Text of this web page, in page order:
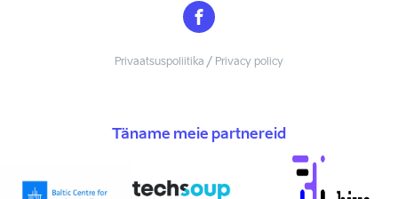
Privaatsuspoliitika / Privacy policy
Täname meie partnereid